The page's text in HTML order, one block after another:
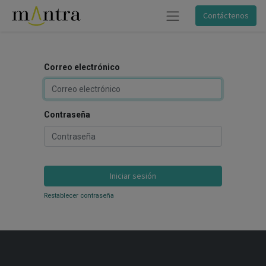
Contáctenos
Correo electrónico
Contraseña
Iniciar sesión
Restablecer contraseña